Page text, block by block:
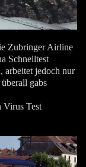
Zubringer Airline
Schnelltest
arbeitet jedoch nur
gabs
Test